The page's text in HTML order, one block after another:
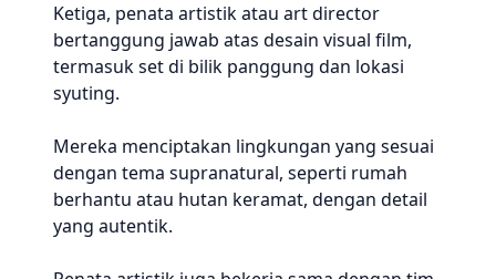
Ketiga, penata artistik atau art director
bertanggung jawab atas desain visual film,
termasuk set di bilik panggung dan lokasi
syuting.
Mereka menciptakan lingkungan yang sesuai
dengan tema supranatural, seperti rumah
berhantu atau hutan keramat, dengan detail
yang autentik.